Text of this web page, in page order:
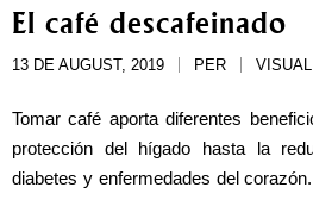
El café descafeinado
13 DE AUGUST, 2019 PER
Tomar café aporta diferentes
protección del hígado hasta la
diabetes y enfermedades del